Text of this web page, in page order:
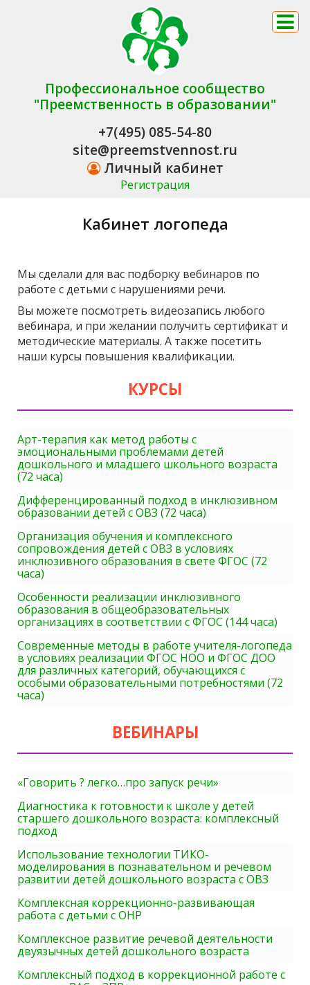
Профессиональное сообщество
"Преемственность в образовании"
+7(495) 085-54-80
site@preemstvennost.ru
Личный кабинет
Регистрация
Кабинет логопеда
Мы сделали для вас подборку вебинаров по
работе с детьми с нарушениями речи.
Вы можете посмотреть видеозапись любого
вебинара, и при желании получить сертификат и
методические материалы. А также посетить
наши курсы повышения квалификации.
КУРСЫ
Арт-терапия как метод работы с
эмоциональными проблемами детей
дошкольного и младшего школьного возраста
(72 часа)
Дифференцированный подход в инклюзивном
образовании детей с ОВЗ (72 часа)
Организация обучения и комплексного
сопровождения детей с ОВЗ в условиях
инклюзивного образования в свете ФГОС (72
часа)
Особенности реализации инклюзивного
образования в общеобразовательных
организациях в соответствии с ФГОС (144 часа)
Современные методы в работе учителя-логопеда
в условиях реализации ФГОС НОО и ФГОС ДОО
для различных категорий, обучающихся с
особыми образовательными потребностями (72
часа)
ВЕБИНАРЫ
«Говорить ? легко…про запуск речи»
Диагностика к готовности к школе у детей
старшего дошкольного возраста: комплексный
подход
Использование технологии ТИКО-
моделирования в познавательном и речевом
развитии детей дошкольного возраста с ОВЗ
Комплексная коррекционно-развивающая
работа с детьми с ОНР
Комплексное развитие речевой деятельности
двуязычных детей дошкольного возраста
Комплексный подход в коррекционной работе с